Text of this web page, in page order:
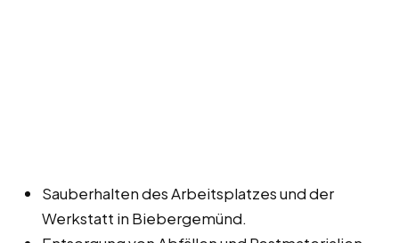
Sauberhalten des Arbeitsplatzes und der
Werkstatt in Biebergemünd.